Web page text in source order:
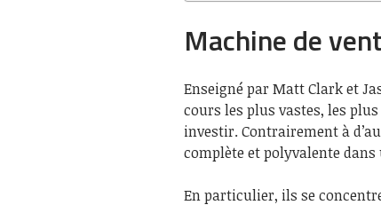
Machine de
Enseigné par Matt Clark et
cours les plus vastes, les
investir. Contrairement à
complète et polyvalente dans
En particulier, ils se